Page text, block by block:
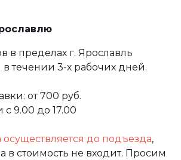
в пределах г. Ярославль
в течении 3-х рабочих дней.
от 700 руб.
9.00 до 17.00
осуществляется до подъезда,
в стоимость не входит. Просим